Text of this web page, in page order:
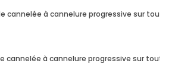
cannelée à cannelure progressive sur toute
cannelée à cannelure progressive sur toute